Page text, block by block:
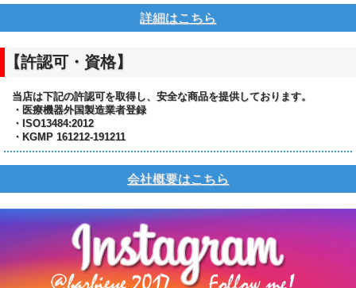
詳細はこちら
【許認可・資格】
当店は下記の許認可を取得し、安全な商品を提供しております。
・医療機器外国製造業者登録
・ISO13484:2012
・KGMP 161212-191211
会社概要はこちら